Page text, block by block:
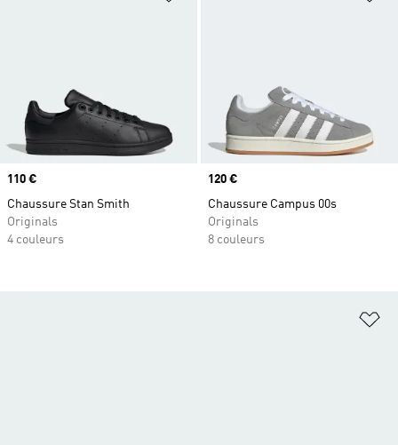
Prix
110 €
Chaussure Stan Smith
Originals
4 couleurs
Prix
120 €
Chaussure Campus 00s
Originals
8 couleurs